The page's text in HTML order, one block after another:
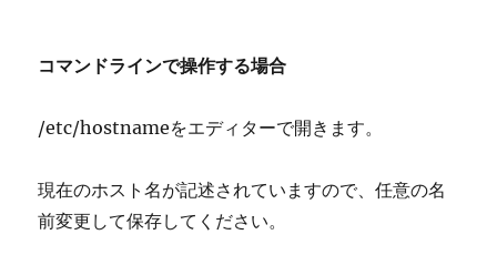
コマンドラインで操作する場合
/etc/hostnameをエディターで開きます。
現在のホスト名が記述されていますので、任意の名
前変更して保存してください。